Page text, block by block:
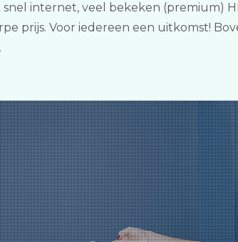
internet, veel bekeken (premium)
prijs. Voor iedereen een uitkomst!